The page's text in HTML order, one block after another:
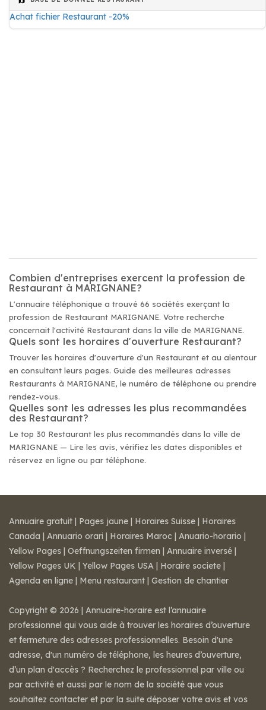
Achat fichier Restaurant -20%
Combien d'entreprises exercent la profession de
Restaurant à MARIGNANE?
L'annuaire téléphonique a trouvé 66 sociétés exerçant la
profession de Restaurant MARIGNANE. Votre recherche
concernait l'activité Restaurant dans la ville de MARIGNANE.
Quels sont les horaires d'ouverture Restaurant?
Trouver les horaires d'ouverture d'un Restaurant et au alentour
en consultant leurs pages. Guide des meilleures adresses
Restaurants à MARIGNANE, le numéro de téléphone ou prendre
rendez-vous.
Quelles sont les adresses les plus recommandées
des Restaurant?
Le top 30 Restaurant les plus recommandés dans la ville de
MARIGNANE — Lire les avis, vérifiez les dates disponibles et
réservez en ligne ou par téléphone.
Annuaire gratuit | Pages jaune | Horaires Suisse | Horaires
Canada | Annuario orari | Horaires Maroc | Anuario-horario |
Yellow Pages | Oeffnungszeiten firmen | Annuaire inversé |
Yellow Pages UK | Yellow Pages USA | Horaire societe |
Agenda en ligne | Menu restaurant | Gestion de chantier
Copyright © 2026 | Annuaire-horaire est l’annuaire
professionnel qui vous aide à trouver les horaires d’ouverture
et fermeture des adresses professionnelles. Besoin d'une
adresse, d'un numéro de téléphone, les heures d’ouverture,
d’un plan d'accès ? Recherchez le professionnel par ville ou
par activité et aussi par le nom de la société que vous
souhaitez contacter et par la suite déposer votre avis et vos